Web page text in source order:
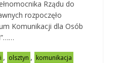
Rządu do
rozpoczęło
Komunikacji dla Osób
, olsztyn , komunikacja